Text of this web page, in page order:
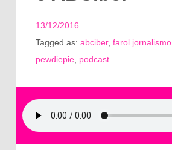
13/12/2016
Tagged as: abciber, farol jornalismo,
pewdiepie, podcast